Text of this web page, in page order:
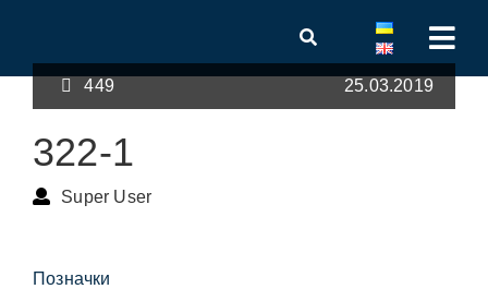
449 25.03.2019
322-1
Super User
Позначки